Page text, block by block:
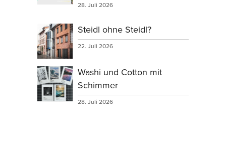
28. Juli 2026
Steidl ohne Steidl?
22. Juli 2026
Washi und Cotton mit
Schimmer
28. Juli 2026